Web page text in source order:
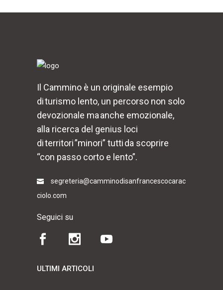
Il Cammino è un originale esempio
di turismo lento, un percorso non solo
devozionale ma anche emozionale,
alla ricerca del genius loci
di territori ”minori” tutti da scoprire
“con passo corto e lento”.
segreteria@camminodisanfrancescocarac
ciolo.com
Seguici su
ULTIMI ARTICOLI